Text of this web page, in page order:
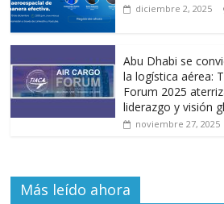
diciembre 2, 2025
Abu Dhabi se
la logística aérea:
Forum 2025
liderazgo y visión
noviembre 27, 2025
Más leído ahora